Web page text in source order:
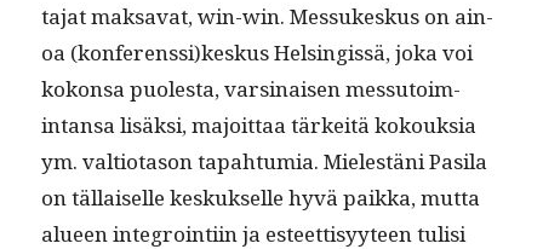
ta­jat mak­sa­vat, win-win. Mes­sukeskus on ain­
oa (konferenssi)keskus Helsingis­sä, joka voi
kokon­sa puoles­ta, varsi­naisen mes­su­toim­
intansa lisäk­si, majoit­taa tärkeitä kok­ouk­sia
ym. val­tio­ta­son tapah­tu­mia. Mielestäni Pasi­la
on täl­laiselle keskuk­selle hyvä paik­ka, mut­ta
alueen inte­groin­ti­in ja esteet­tisyy­teen tulisi